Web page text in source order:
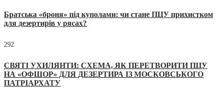
Братська «броня» під куполами: чи стане ПЦУ прихистком
для дезертирів у рясах?
292
СВЯТІ УХИЛЯНТИ: СХЕМА, ЯК ПЕРЕТВОРИТИ ПЦУ
НА «ОФШОР» ДЛЯ ДЕЗЕРТИРА ІЗ МОСКОВСЬКОГО
ПАТРІАРХАТУ